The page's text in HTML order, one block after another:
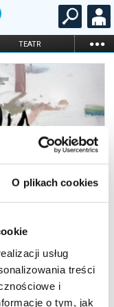
O plikach cookies
usług
treści
i
o tym, jak
TEATR ...
STAND-UP
2D napisy
dawno zapomniała